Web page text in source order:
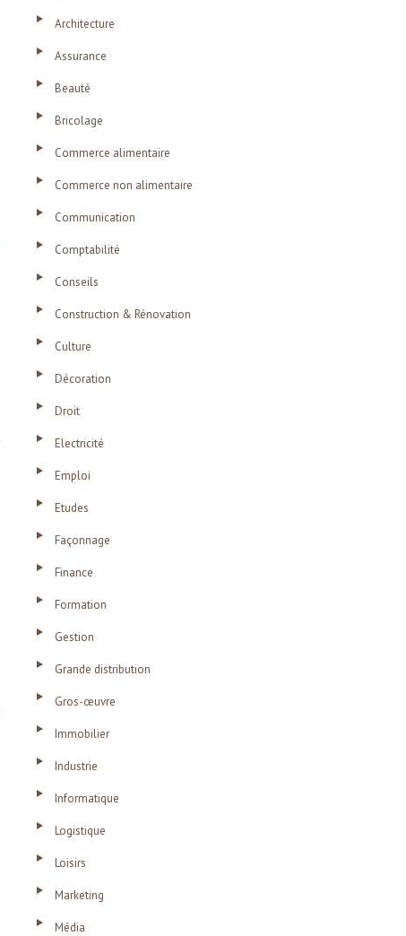
Architecture
Assurance
Beauté
Bricolage
Commerce alimentaire
Commerce non alimentaire
Communication
Comptabilité
Conseils
Construction & Rénovation
Culture
Décoration
Droit
Electricité
Emploi
Etudes
Façonnage
Finance
Formation
Gestion
Grande distribution
Gros-œuvre
Immobilier
Industrie
Informatique
Logistique
Loisirs
Marketing
Média